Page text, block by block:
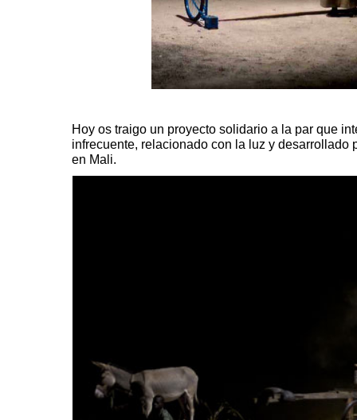
Hoy os traigo un proyecto solidario a la par que
infrecuente, relacionado con la luz y desarrollado
en Mali.